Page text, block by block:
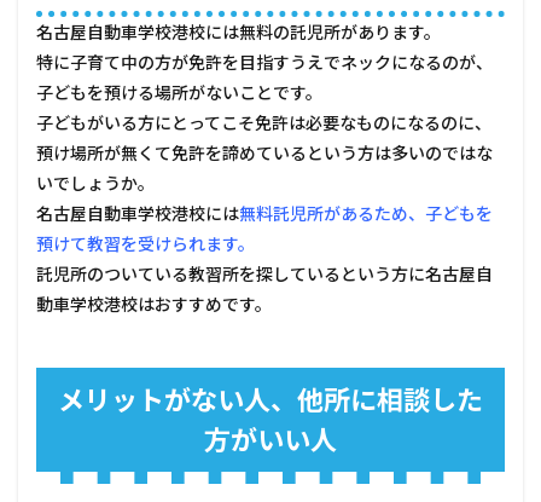
名古屋自動車学校港校には無料の託児所があります。
特に子育て中の方が免許を目指すうえでネックになるのが、
子どもを預ける場所がないことです。
子どもがいる方にとってこそ免許は必要なものになるのに、
預け場所が無くて免許を諦めているという方は多いのではな
いでしょうか。
名古屋自動車学校港校には無料託児所があるため、子どもを
預けて教習を受けられます。
託児所のついている教習所を探しているという方に名古屋自
動車学校港校はおすすめです。
メリットがない人、他所に相談した
方がいい人